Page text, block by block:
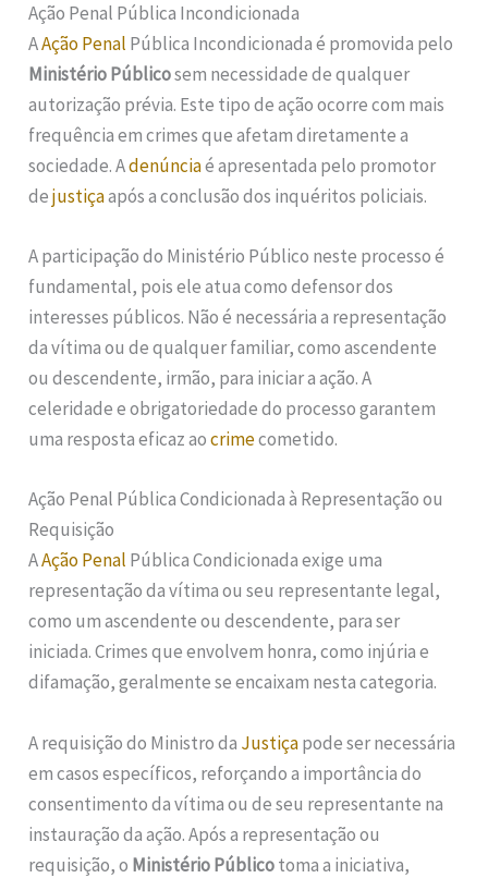
Ação Penal Pública Incondicionada
AAção Penal Pública Incondicionada é promovida pelo
Ministério Públicosem necessidade de qualquer
autorização prévia. Este tipo de ação ocorre com mais
frequência em crimes que afetam diretamente a
sociedade. Adenúnciaé apresentada pelo promotor
dejustiçaapós a conclusão dos inquéritos policiais.
A participação do Ministério Público neste processo é
fundamental, pois ele atua como defensor dos
interesses públicos. Não é necessária a representação
da vítima ou de qualquer familiar, como ascendente
ou descendente, irmão, para iniciar a ação. A
celeridade e obrigatoriedade do processo garantem
uma resposta eficaz aocrimecometido.
Ação Penal Pública Condicionada à Representação ou
Requisição
AAção Penal Pública Condicionada exige uma
representação da vítima ou seu representante legal,
como um ascendente ou descendente, para ser
iniciada. Crimes que envolvem honra, como injúria e
difamação, geralmente se encaixam nesta categoria.
A requisição do Ministro da Justiçapode ser necessária
em casos específicos, reforçando a importância do
consentimento da vítima ou de seu representante na
instauração da ação. Após a representação ou
requisição, o Ministério Públicotoma a iniciativa,